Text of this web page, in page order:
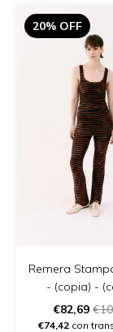
20% OFF
Remera
- (copia) -
(copia) -
-
€82,69
€74,42 con